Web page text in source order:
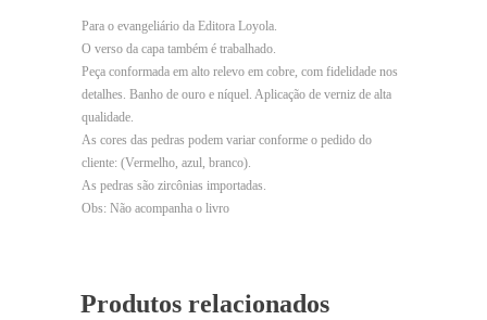
Para o evangeliário da Editora Loyola.
O verso da capa também é trabalhado.
Peça conformada em alto relevo em cobre, com fidelidade nos
detalhes. Banho de ouro e níquel. Aplicação de verniz de alta
qualidade.
As cores das pedras podem variar conforme o pedido do
cliente: (Vermelho, azul, branco).
As pedras são zircônias importadas.
Obs: Não acompanha o livro
Produtos relacionados